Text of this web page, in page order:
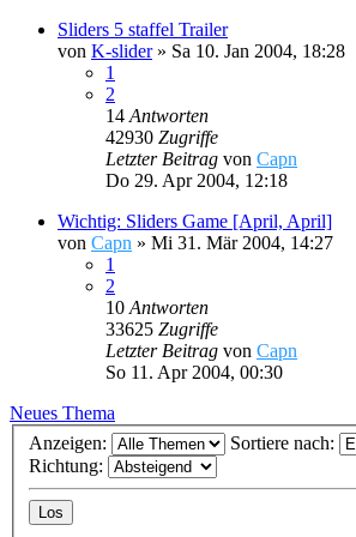
Sliders 5 staffel Trailer
von K-slider» Sa 10. Jan 2004, 18:28
1
2
14 Antworten
42930 Zugriffe
Letzter Beitrag von Capn
Do 29. Apr 2004, 12:18
Wichtig: Sliders Game [April, April]
von Capn » Mi 31. Mär 2004, 14:27
1
2
10 Antworten
33625 Zugriffe
Letzter Beitrag von Capn
So 11. Apr 2004, 00:30
Neues Thema
Anzeigen:
Sortiere nach:
Richtung: